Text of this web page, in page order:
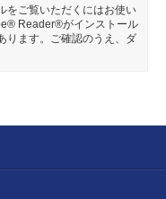
をご覧いただくにはお使い
Reader®がインストール
ります。ご確認のうえ、ダ